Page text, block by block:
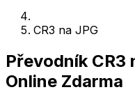
CR3 na JPG
Převodník
Online Zdarma